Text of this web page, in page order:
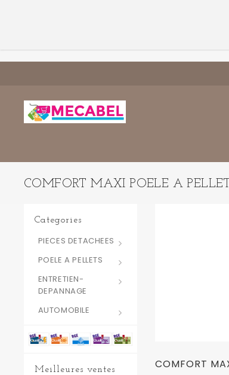
COMFORT MAXI POELE A
Categories
PIECES DETACHEES
POELE A PELLETS
ENTRETIEN-
DEPANNAGE
AUTOMOBILE
Meilleures ventes COMFORT